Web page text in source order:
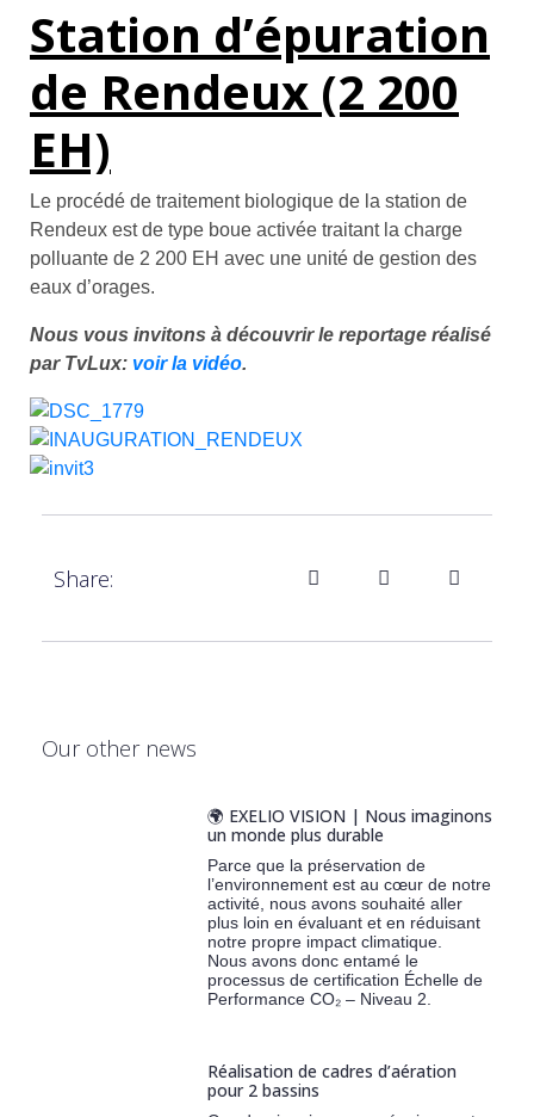
Station d’épuration
de Rendeux (2 200
EH)
Le procédé de traitement biologique de la station de
Rendeux est de type boue activée traitant la charge
polluante de 2 200 EH avec une unité de gestion des
eaux d’orages.
Nous vous invitons à découvrir le reportage réalisé
par TvLux: voir la vidéo.
Share:
Our other news
🌍 EXELIO VISION | Nous imaginons
un monde plus durable
Parce que la préservation de
l’environnement est au cœur de notre
activité, nous avons souhaité aller
plus loin en évaluant et en réduisant
notre propre impact climatique.
Nous avons donc entamé le
processus de certification Échelle de
Performance CO₂ – Niveau 2.
Réalisation de cadres d’aération
pour 2 bassins